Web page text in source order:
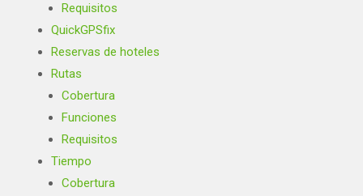
Requisitos
QuickGPSfix
Reservas de hoteles
Rutas
Cobertura
Funciones
Requisitos
Tiempo
Cobertura